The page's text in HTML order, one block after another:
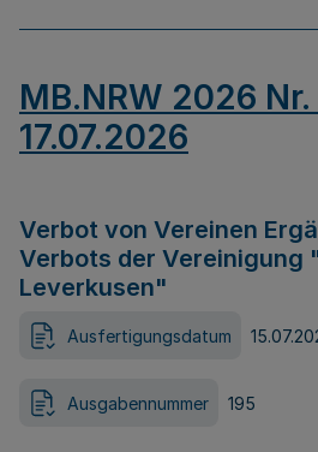
MB.NRW 2026
17.07.2026
Verbot von Vereinen
Verbots der Vereinigung
Leverkusen"
Ausfertigungsdatum
Ausgabennummer 195